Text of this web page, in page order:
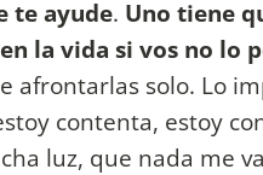
te ayude. Uno tiene
la vida si vos no lo
afrontarlas solo. Lo
contenta, estoy
luz, que nada me